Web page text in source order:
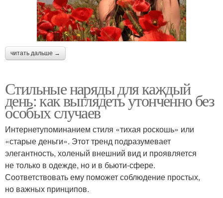
читать дальше →
Стильные наряды для каждый
день: как выглядеть утонченно без
особых случаев
Интернетупоминанием стиля «тихая роскошь» или
«старые деньги». Этот тренд подразумевает
элегантность, холеный внешний вид и проявляется
не только в одежде, но и в бьюти-сфере.
Соответствовать ему поможет соблюдение простых,
но важных принципов.